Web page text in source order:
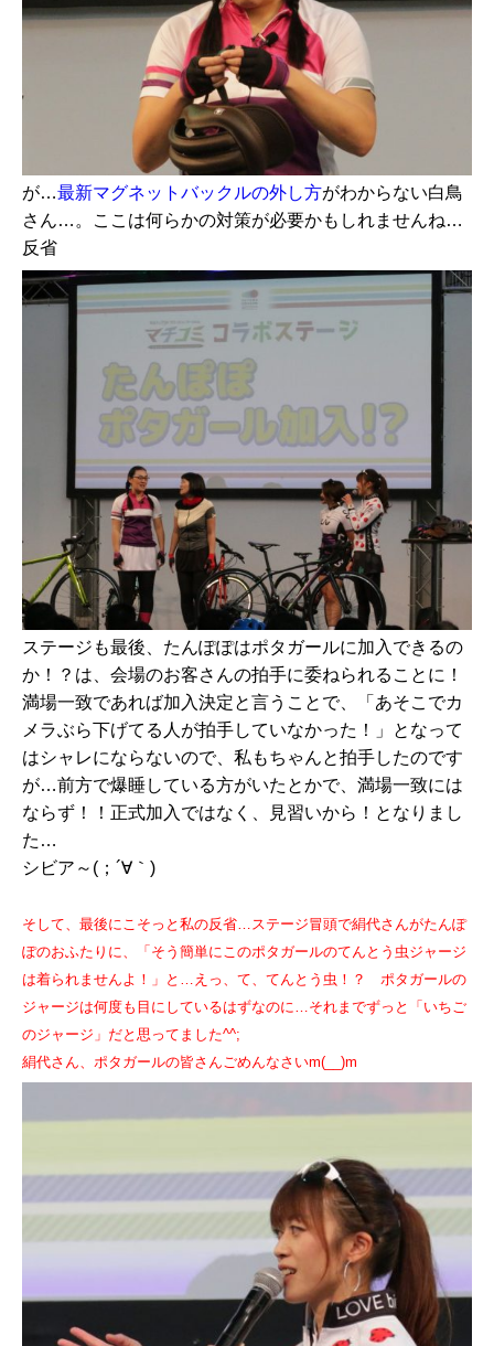
が…最新マグネットバックルの外し方がわからない白鳥
さん…。ここは何らかの対策が必要かもしれませんね…
反省
ステージも最後、たんぽぽはポタガールに加入できるの
か！？は、会場のお客さんの拍手に委ねられることに！
満場一致であれば加入決定と言うことで、「あそこでカ
メラぶら下げてる人が拍手していなかった！」となって
はシャレにならないので、私もちゃんと拍手したのです
が…前方で爆睡している方がいたとかで、満場一致には
ならず！！正式加入ではなく、見習いから！となりまし
た…
シビア～(；´∀｀)
そして、最後にこそっと私の反省…ステージ冒頭で絹代さんがたんぽ
ぽのおふたりに、「そう簡単にこのポタガールのてんとう虫ジャージ
は着られませんよ！」と…えっ、て、てんとう虫！？ ポタガールの
ジャージは何度も目にしているはずなのに…それまでずっと「いちご
のジャージ」だと思ってました^^;
絹代さん、ポタガールの皆さんごめんなさいm(__)m